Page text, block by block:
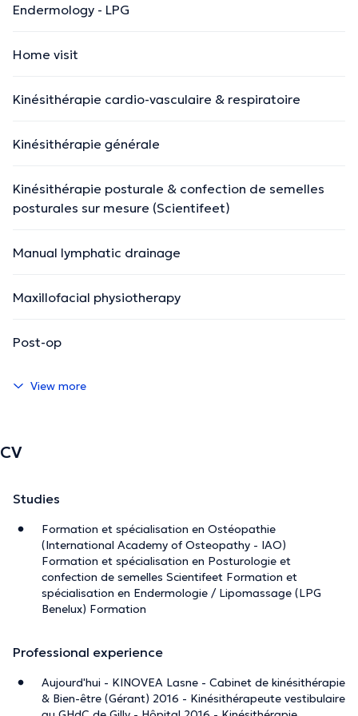
Endermology - LPG
Home visit
Kinésithérapie cardio-vasculaire & respiratoire
Kinésithérapie générale
Kinésithérapie posturale & confection de semelles
posturales sur mesure (Scientifeet)
Manual lymphatic drainage
Maxillofacial physiotherapy
Post-op
View more
CV
Studies
Formation et spécialisation en Ostéopathie
(International Academy of Osteopathy - IAO)
Formation et spécialisation en Posturologie et
confection de semelles Scientifeet Formation et
spécialisation en Endermologie / Lipomassage (LPG
Benelux) Formation
Professional experience
Aujourd'hui - KINOVEA Lasne - Cabinet de kinésithérapie
& Bien-être (Gérant) 2016 - Kinésithérapeute vestibulaire